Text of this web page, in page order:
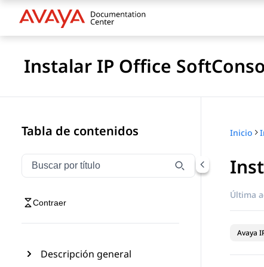
Instalar IP Office
Tabla de contenidos
Filtrar navegación por título
Escriba para filtrar los elementos de navegación
Contraer
Descripción general
Inicio
Última
Avaya